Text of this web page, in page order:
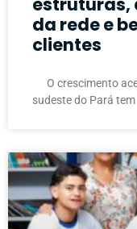
da rede e
clientes
O crescimento
sudeste do Pará tem